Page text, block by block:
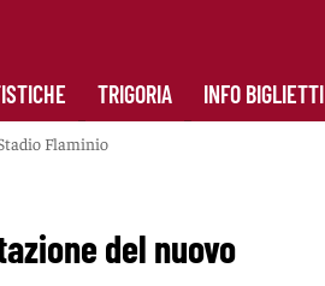
TRIGORIA INFO BIGLIETTI
Flaminio
del nuovo